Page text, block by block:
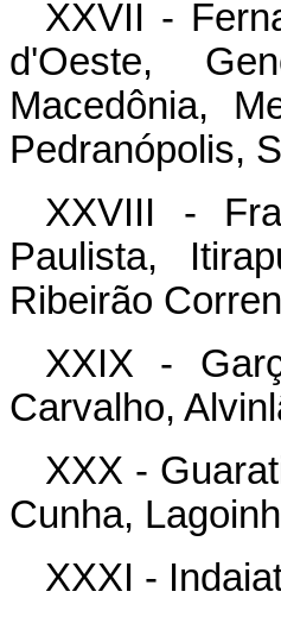
XXVII -
d'Oeste,
Macedônia,
Pedranópolis,
XXVIII -
Paulista,
Ribeirão
XXIX -
Carvalho,
XXX -
Cunha,
XXXI -